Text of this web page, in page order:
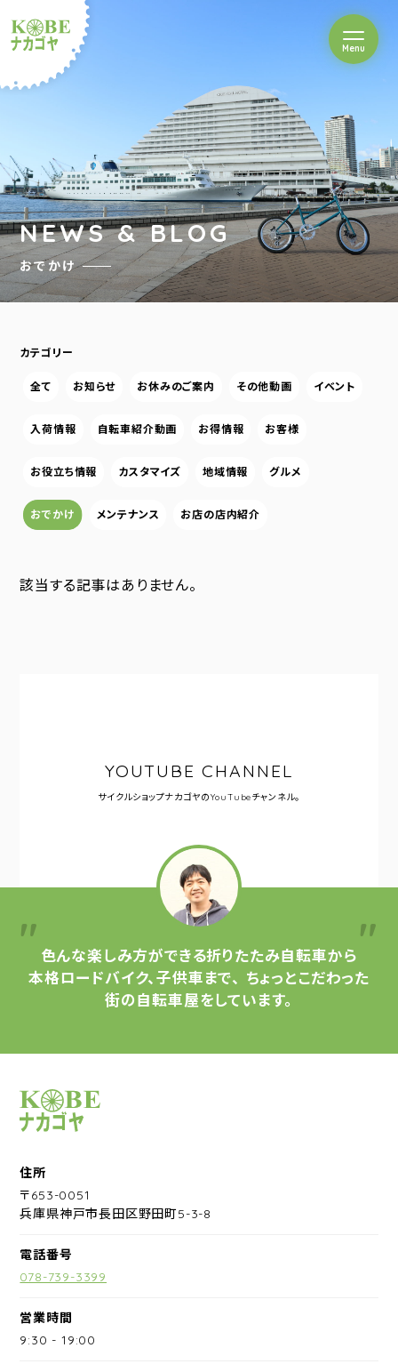
ルショップナカゴヤ
Menuを開閉
NEWS & BLOG
おでかけ
カテゴリー
全て お知らせ お休みのご案内 その他動画 イベント
入荷情報 自転車紹介動画 お得情報 お客様
お役立ち情報 カスタマイズ 地域情報 グルメ
おでかけ メンテナンス お店の店内紹介
該当する記事はありません。
YOUTUBE CHANNEL
サイクルショップナカゴヤのYouTubeチャンネル。
色んな楽しみ方ができる折りたたみ自転車から
本格ロードバイク、子供車まで、 ちょっとこだわった
街の自転車屋をしています。
サイクルショップナカゴヤ
住所
〒653-0051
兵庫県神戸市長田区野田町5-3-8
電話番号
078-739-3399
営業時間
9:30 -19:00